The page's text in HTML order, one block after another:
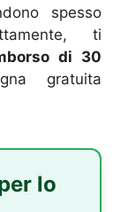
spesso
ti
di 30
gratuita
lo